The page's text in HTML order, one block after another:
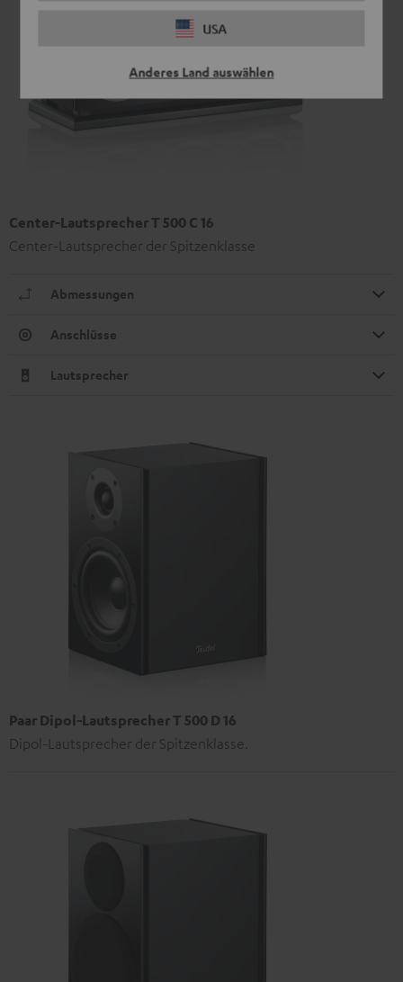
USA
Anderes Land auswählen
Center-Lautsprecher T 500 C 16
Center-Lautsprecher der Spitzenklasse
Abmessungen
Anschlüsse
Lautsprecher
Paar Dipol-Lautsprecher T 500 D 16
Dipol-Lautsprecher der Spitzenklasse.